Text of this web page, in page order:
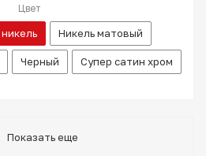
Цвет
Никель матовый
Черный Супер сатин хром
Показать еще